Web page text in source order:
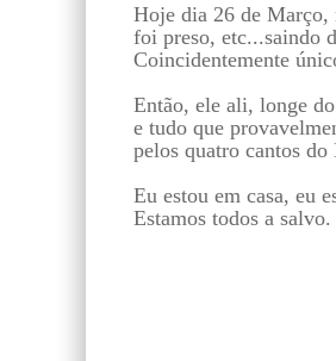
Hoje dia 26 de Março,
foi preso, etc...saindo
Coincidentemente
Então, ele ali, longe
e tudo que
pelos quatro cantos do
Eu estou em casa, eu
Estamos todos a salvo.